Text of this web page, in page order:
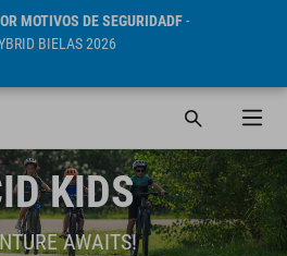
MOTIVOS DE SEGURIDADF-
BIELAS 2026
KIDS
AWAITS!